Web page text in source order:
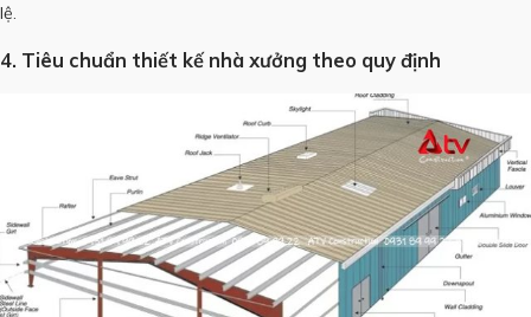
lệ.
4. Tiêu chuẩn thiết kế nhà xưởng theo quy định